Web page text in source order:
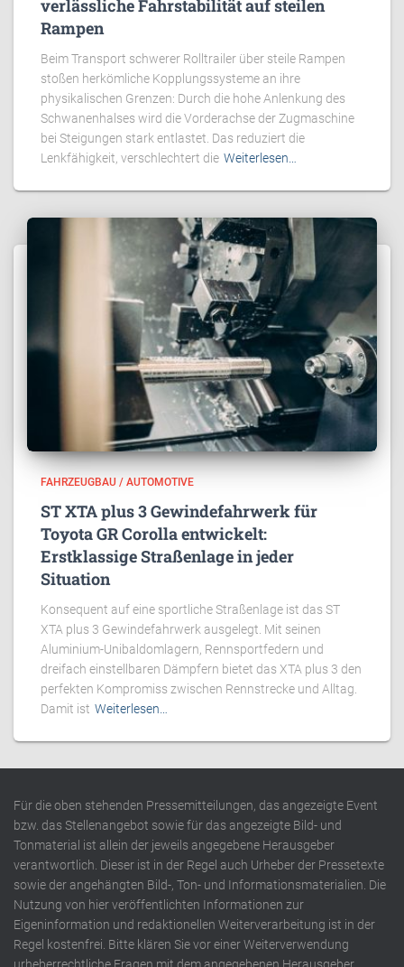
verlässliche Fahrstabilität auf steilen
Rampen
Beim Transport schwerer Rolltrailer über steile Rampen
stoßen herkömliche Kopplungssysteme an ihre
physikalischen Grenzen: Durch die hohe Anlenkung des
Schwanenhalses wird die Vorderachse der Zugmaschine
bei Steigungen stark entlastet. Das reduziert die
Lenkfähigkeit, verschlechtert die Weiterlesen…
FAHRZEUGBAU / AUTOMOTIVE
ST XTA plus 3 Gewindefahrwerk für
Toyota GR Corolla entwickelt:
Erstklassige Straßenlage in jeder
Situation
Konsequent auf eine sportliche Straßenlage ist das ST
XTA plus 3 Gewindefahrwerk ausgelegt. Mit seinen
Aluminium-Unibaldomlagern, Rennsportfedern und
dreifach einstellbaren Dämpfern bietet das XTA plus 3 den
perfekten Kompromiss zwischen Rennstrecke und Alltag.
Damit ist Weiterlesen…
Für die oben stehenden Pressemitteilungen, das angezeigte Event
bzw. das Stellenangebot sowie für das angezeigte Bild- und
Tonmaterial ist allein der jeweils angegebene Herausgeber
verantwortlich. Dieser ist in der Regel auch Urheber der Pressetexte
sowie der angehängten Bild-, Ton- und Informationsmaterialien. Die
Nutzung von hier veröffentlichten Informationen zur
Eigeninformation und redaktionellen Weiterverarbeitung ist in der
Regel kostenfrei. Bitte klären Sie vor einer Weiterverwendung